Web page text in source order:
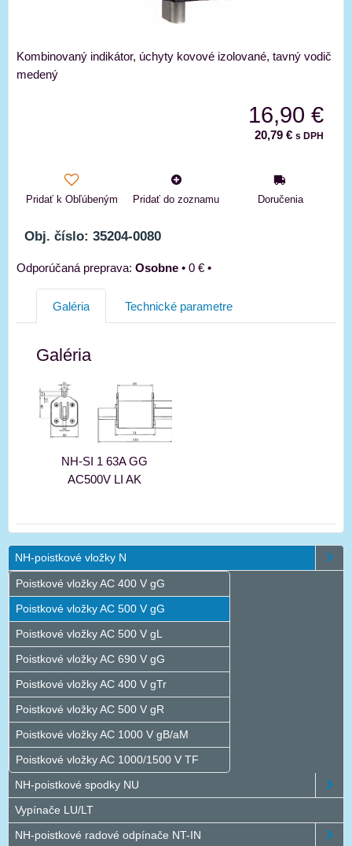
Kombinovaný indikátor, úchyty kovové izolované, tavný vodič
medený
16,90 €
20,79 € s DPH
Pridať k Obľúbeným Pridať do zoznamu Doručenia
Obj. číslo: 35204-0080
Osobne • 0 € •
Galéria Technické parametre
Galéria
NH-SI 1 63A GG
AC500V LI AK
NH-poistkové vložky N
Poistkové vložky AC 400 V gG
Poistkové vložky AC 500 V gG
Poistkové vložky AC 500 V gL
Poistkové vložky AC 690 V gG
Poistkové vložky AC 400 V gTr
Poistkové vložky AC 500 V gR
Poistkové vložky AC 1000 V gB/aM
Poistkové vložky AC 1000/1500 V TF
NH-poistkové spodky NU
Vypínače LU/LT
NH-poistkové radové odpínače NT-IN